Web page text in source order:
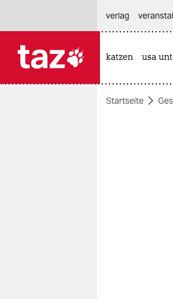
themen
verlag
katzen usa
Startseite